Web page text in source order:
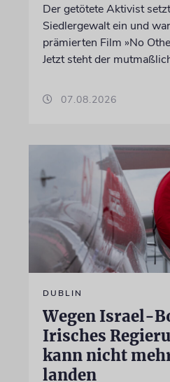
Der getötete Aktivist
Siedlergewalt ein und
prämierten Film »No
Jetzt steht der
07.08.2026
DUBLIN
Wegen Israel-
Irisches
kann nicht
landen